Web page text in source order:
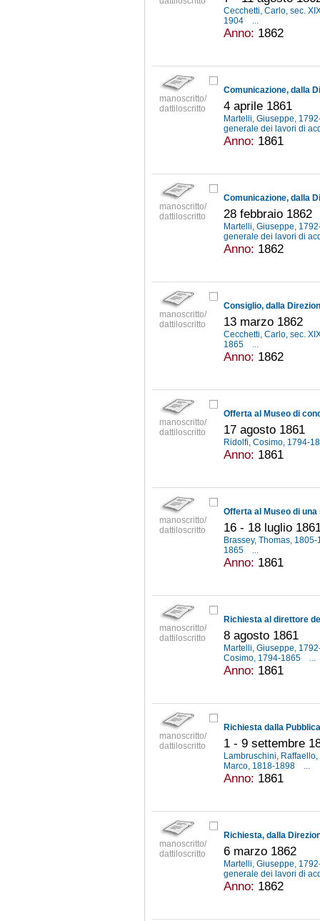
Cecchetti, Carlo, sec.
1904
...
Anno: 1862
manoscritto/
dattiloscritto
4 aprile 1861
Martelli, Giuseppe,
generale dei lavori di
Anno: 1861
manoscritto/
dattiloscritto
28 febbraio 1862
Martelli, Giuseppe,
generale dei lavori di
Anno: 1862
manoscritto/
dattiloscritto
13 marzo 1862
Cecchetti, Carlo, sec.
1865
...
Anno: 1862
manoscritto/
dattiloscritto
17 agosto 1861
Ridolfi, Cosimo, 1794-
Anno: 1861
manoscritto/
dattiloscritto
16 - 18 luglio
Brassey, Thomas,
1865
...
Anno: 1861
manoscritto/
dattiloscritto
8 agosto 1861
Martelli, Giuseppe,
Cosimo, 1794-1865
...
Anno: 1861
manoscritto/
dattiloscritto
1 - 9 settembre
Lambruschini,
Marco, 1818-1898
...
Anno: 1861
manoscritto/
dattiloscritto
6 marzo 1862
Martelli, Giuseppe,
generale dei lavori di
Anno: 1862